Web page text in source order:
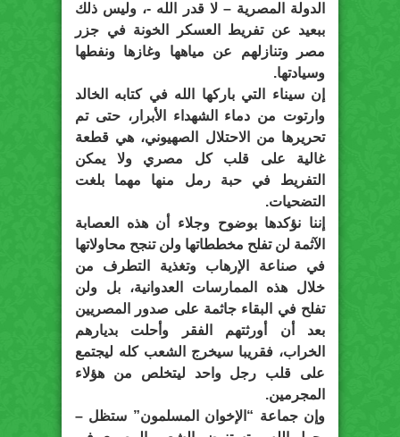
الدولة المصرية – لا قدر الله -، وليس ذلك
ببعيد عن تفريط العسكر الخونة في جزر
مصر وتنازلهم عن مياهها وغازها ونفطها
وسيادتها.
إن سيناء التي باركها الله في كتابه الخالد
وارتوت من دماء الشهداء الأبرار، حتى تم
تحريرها من الاحتلال الصهيوني، هي قطعة
غالية على قلب كل مصري ولا يمكن
التفريط في حبة رمل منها مهما بلغت
التضحيات.
إننا نؤكدها بوضوح وجلاء أن هذه العصابة
الآثمة لن تفلح مخططاتها ولن تنجح محاولاتها
في صناعة الإرهاب وتغذية التطرف من
خلال هذه الممارسات العدوانية، بل ولن
تفلح في البقاء جاثمة على صدور المصريين
بعد أن أورثتهم الفقر وأحلت بديارهم
الخراب، فقريبا سيخرج الشعب كله ليجتمع
على قلب رجل واحد ليتخلص من هؤلاء
المجرمين.
وإن جماعة “الإخوان المسلمون” ستظل –